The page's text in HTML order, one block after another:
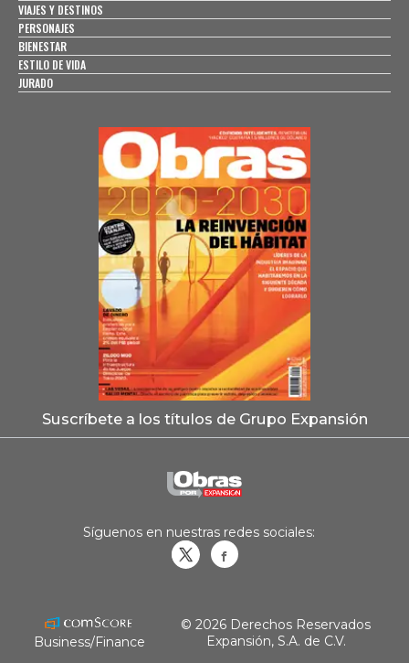
VIAJES Y DESTINOS
PERSONAJES
BIENESTAR
ESTILO DE VIDA
JURADO
Suscríbete a los títulos de Grupo Expansión
Síguenos en nuestras redes sociales:
Business/Finance
© 2026 Derechos Reservados
Expansión, S.A. de C.V.